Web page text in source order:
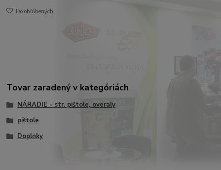
Do obľúbených
Tovar zaradený v kategóriách
NÁRADIE - str. pištole, overaly
pištole
Doplnky